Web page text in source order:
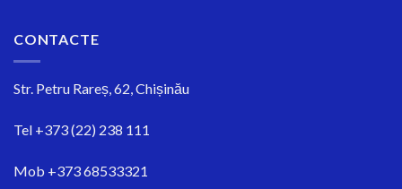
CONTACTE
Str. Petru Rareș, 62, Chișinău
Tel +373 (22) 238 111
Mob +373 68533321